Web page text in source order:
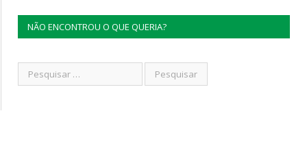
NÃO ENCONTROU O QUE QUERIA?